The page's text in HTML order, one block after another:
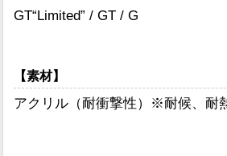
GT“Limited” / GT / G
【素材】
アクリル（耐衝撃性）※耐候、耐